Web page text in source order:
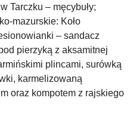
Tarczku – męcybuły;
mazurskie: Koło
– sandacz
pierzyką z aksamitnej
plincami, surówką
karmelizowaną
oraz kompotem z rajskiego